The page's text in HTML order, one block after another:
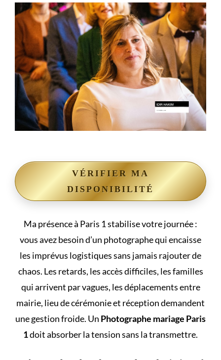
VÉRIFIER MA
DISPONIBILITÉ
Ma présence à Paris 1 stabilise votre journée :
vous avez besoin d’un photographe qui encaisse
les imprévus logistiques sans jamais rajouter de
chaos. Les retards, les accès difficiles, les familles
qui arrivent par vagues, les déplacements entre
mairie, lieu de cérémonie et réception demandent
une gestion froide. Un Photographe mariage Paris
1doit absorber la tension sans la transmettre.